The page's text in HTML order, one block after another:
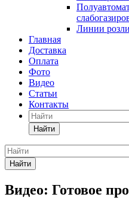
Линии
Главная
Доставка
Оплата
Фото
Видео
Статьи
Контакты
Найти
Найти
Видео: Готовое